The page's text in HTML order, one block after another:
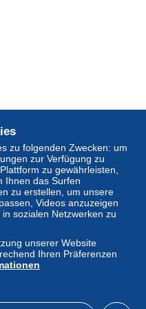
müssen Sie
hinzufügen
zu folgenden Zwecken: um
zur Verfügung zu
zu gewährleisten,
Ihnen das Surfen
zu erstellen, um unsere
Videos anzuzeigen
sozialen Netzwerken zu
unserer Website
Ihren Präferenzen